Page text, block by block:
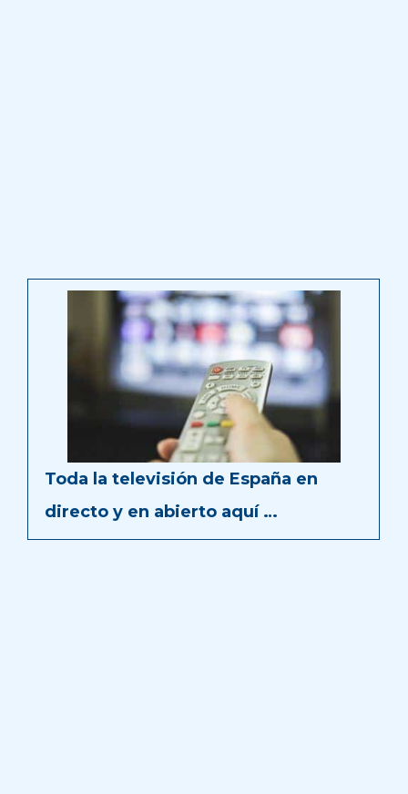
Toda la televisión de España en
directo y en abierto aquí …